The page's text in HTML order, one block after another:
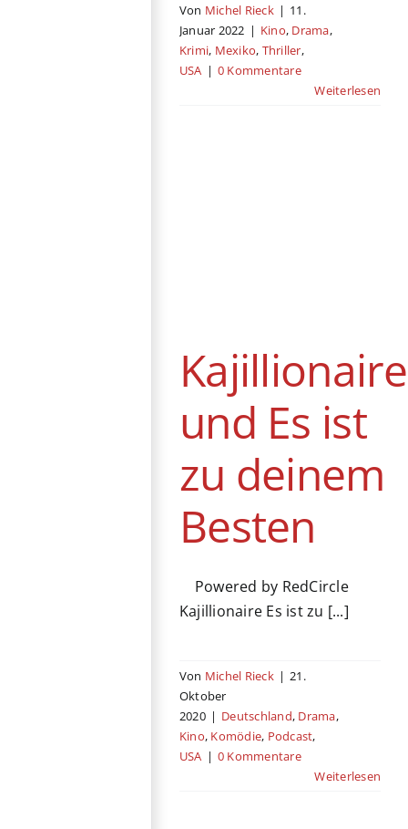
Von Michel Rieck | 11.
Januar 2022 | Kino, Drama,
Krimi, Mexiko, Thriller,
USA | 0 Kommentare
Weiterlesen
Kajillionaire
und Es ist
zu deinem
Besten
Powered by RedCircle
Kajillionaire Es ist zu [...]
Von Michel Rieck | 21.
Oktober
2020 | Deutschland, Drama,
Kino, Komödie, Podcast,
USA | 0 Kommentare
Weiterlesen